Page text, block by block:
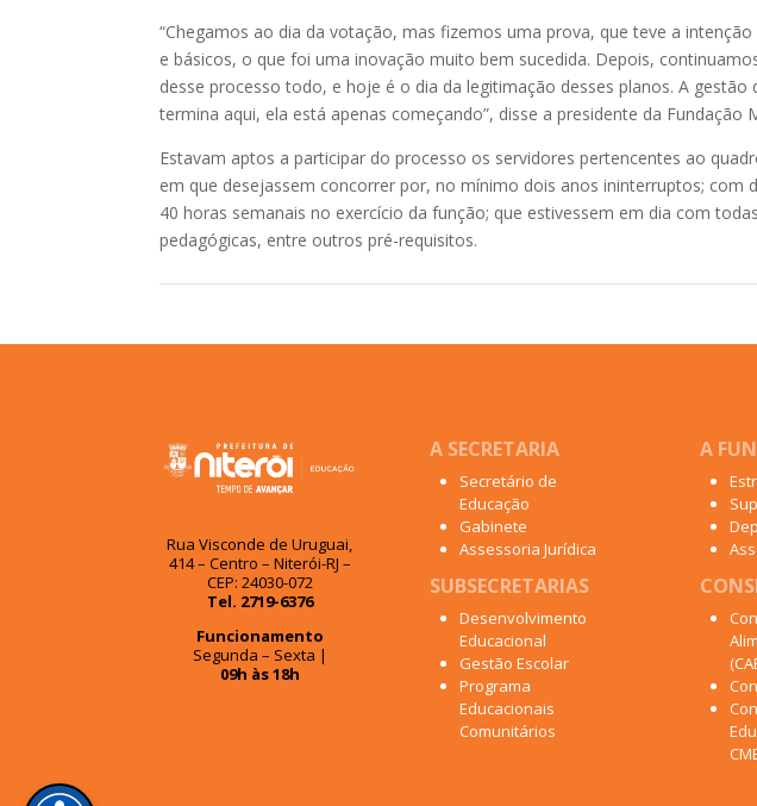
“Chegamos ao dia da votação, mas fizemos uma prova, que teve a
e básicos, o que foi uma inovação muito bem sucedida. Depois,
desse processo todo, e hoje é o dia da legitimação desses planos. A
termina aqui, ela está apenas começando”, disse a presidente da Fundação
Estavam aptos a participar do processo os servidores pertencentes ao
em que desejassem concorrer por, no mínimo dois anos ininterruptos; com
40 horas semanais no exercício da função; que estivessem em dia com
pedagógicas, entre outros pré-requisitos.
Rua Visconde de Uruguai,
414 – Centro – Niterói-RJ –
CEP: 24030-072
Tel. 2719-6376
Funcionamento
Segunda – Sexta |
09h às 18h
A SECRETARIA
Secretário de
Educação
Gabinete
Assessoria Jurídica
SUBSECRETARIAS
Desenvolvimento
Educacional
Gestão Escolar
Programa
Educacionais
Comunitários
A